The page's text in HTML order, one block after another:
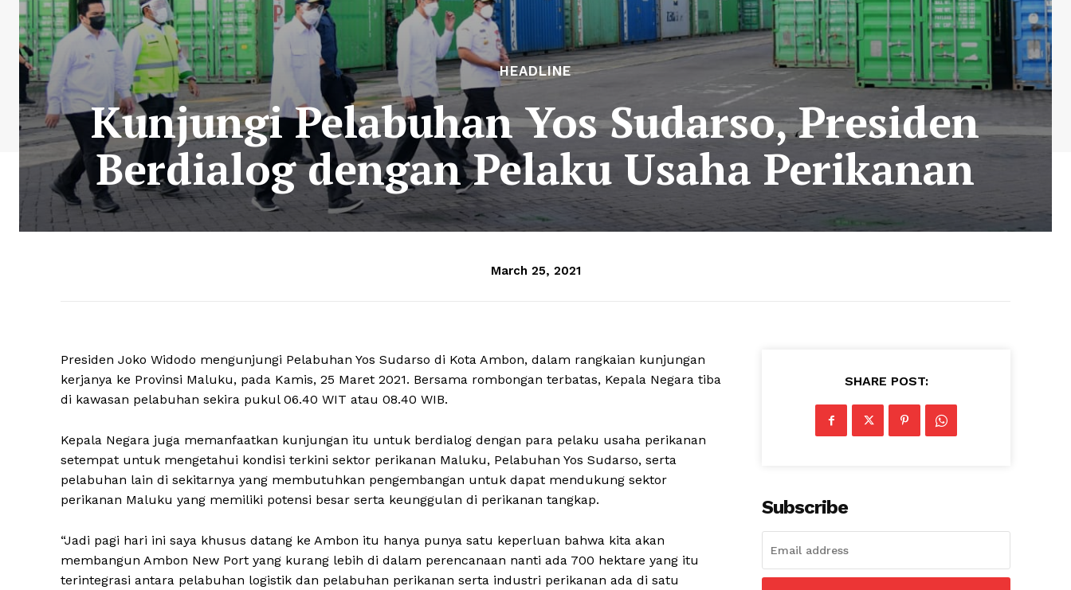
HEADLINE
Kunjungi Pelabuhan Yos Sudarso, Presiden
Berdialog dengan Pelaku Usaha Perikanan
March 25, 2021
Presiden Joko Widodo mengunjungi Pelabuhan Yos Sudarso di Kota Ambon, dalam rangkaian kunjungan
kerjanya ke Provinsi Maluku, pada Kamis, 25 Maret 2021. Bersama rombongan terbatas, Kepala Negara tiba
di kawasan pelabuhan sekira pukul 06.40 WIT atau 08.40 WIB.
Kepala Negara juga memanfaatkan kunjungan itu untuk berdialog dengan para pelaku usaha perikanan
setempat untuk mengetahui kondisi terkini sektor perikanan Maluku, Pelabuhan Yos Sudarso, serta
pelabuhan lain di sekitarnya yang membutuhkan pengembangan untuk dapat mendukung sektor
perikanan Maluku yang memiliki potensi besar serta keunggulan di perikanan tangkap.
“Jadi pagi hari ini saya khusus datang ke Ambon itu hanya punya satu keperluan bahwa kita akan
membangun Ambon New Port yang kurang lebih di dalam perencanaan nanti ada 700 hektare yang itu
terintegrasi antara pelabuhan logistik dan pelabuhan perikanan serta industri perikanan ada di satu
SHARE POST:
Subscribe